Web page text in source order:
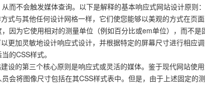
而不会触发媒体查询。以下是解释的基本响应式网站设计原则：
式与其他任何设计网格一样，它们使您能够以美观的方式在页
因为它使用相对的测量单位（例如百分比或em单位），而不是
更加灵敏地设计响应式设计，并根据特定的屏幕尺寸进行相应
的CSS样式。
设的第三个核心原则是响应式或灵活的媒体。鉴于现代网站使
会将图像尺寸包括在其CSS样式表中。但是，由于上述固定的